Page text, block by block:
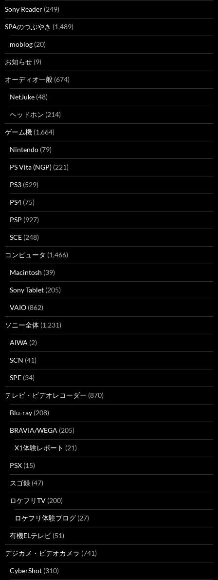
Sony Reader (249)
SPAのつぶやき (1,489)
moblog (20)
お知らせ (9)
オーディオ一般 (674)
NetJuke (48)
ヘッドホン (214)
ゲーム機 (1,664)
Nintendo (79)
PS Vita (NGP) (221)
PS3 (529)
PS4 (75)
PSP (927)
SCE (248)
コンピュータ (1,466)
Macintosh (39)
Sony Tablet (205)
VAIO (862)
ソニー全体 (1,231)
AIWA (2)
SCN (41)
SPE (34)
テレビ・ビデオレコーダー (870)
Blu-ray (208)
BRAVIA/WEGA (205)
X1体験レポート (21)
PSX (15)
スゴ録 (47)
ロケフリTV (200)
ロケフリ体験ブログ (27)
有機ELテレビ (51)
デジカメ・ビデオカメラ (741)
CyberShot (310)